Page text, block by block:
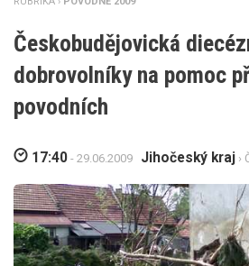
REGION
Českobudějovická
dobrovolníky na pomoc
povodních
17:40 - 29.06.2009 Jihočeský kraj ›